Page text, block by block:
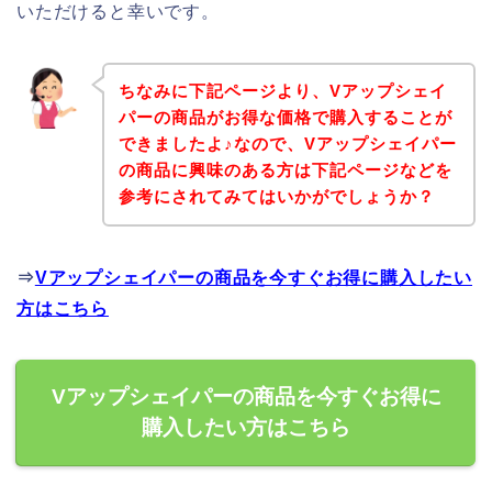
いただけると幸いです。
ちなみに下記ページより、Vアップシェイ
パーの商品がお得な価格で購入することが
できましたよ♪なので、Vアップシェイパー
の商品に興味のある方は下記ページなどを
参考にされてみてはいかがでしょうか？
⇒Vアップシェイパーの商品を今すぐお得に購入したい
方はこちら
Vアップシェイパーの商品を今すぐお得に
購入したい方はこちら